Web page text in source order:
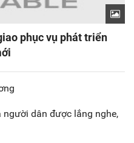
phục vụ phát triển
dân được lắng nghe,